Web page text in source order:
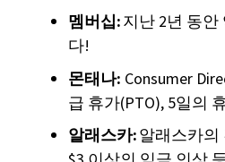
멤버십:지난 2년 동안
다!
몬태나: Consumer
급 휴가(PTO), 5일의
알래스카:알래스카의